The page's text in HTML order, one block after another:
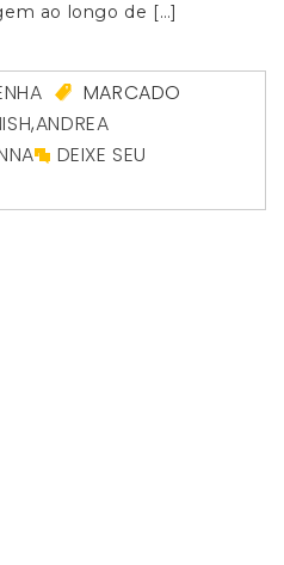
ao longo de […]
MARCADO
,ANDREA
DEIXE SEU